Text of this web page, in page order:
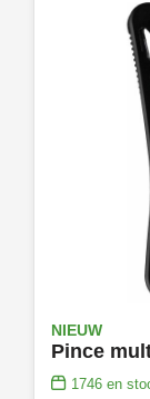
NIEUW
1746en